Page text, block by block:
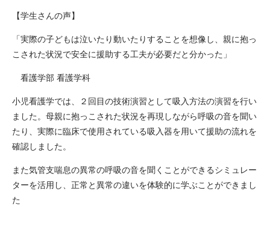
【学生さんの声】
「実際の子どもは泣いたり動いたりすることを想像し、親に抱っ
こされた状況で安全に援助する工夫が必要だと分かった」
看護学部 看護学科
小児看護学では、２回目の技術演習として吸入方法の演習を行い
ました。母親に抱っこされた状況を再現しながら呼吸の音を聞い
たり、実際に臨床で使用されている吸入器を用いて援助の流れを
確認しました。
また気管支喘息の異常の呼吸の音を聞くことができるシミュレー
ターを活用し、正常と異常の違いを体験的に学ぶことができまし
た